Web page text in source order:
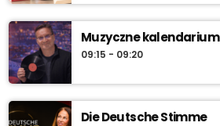
Muzyczne kalendarium
09:15 - 09:20
Die Deutsche Stimme